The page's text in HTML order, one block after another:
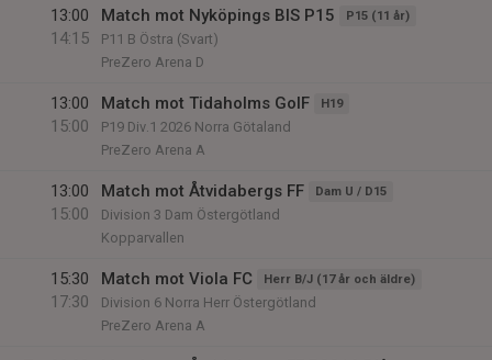
13:00
14:15
Match mot Nyköpings BIS P15 P15 (11 år)
P11 B Östra (Svart)
PreZero Arena D
13:00
15:00
Match mot Tidaholms GoIF H19
P19 Div.1 2026 Norra Götaland
PreZero Arena A
13:00
15:00
Match mot Åtvidabergs FF Dam U / D15
Division 3 Dam Östergötland
Kopparvallen
15:30
17:30
Match mot Viola FC Herr B/J (17 år och äldre)
Division 6 Norra Herr Östergötland
PreZero Arena A